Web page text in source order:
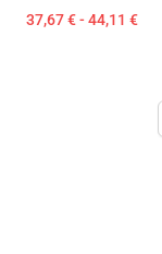
37,67 € - 44,11 €